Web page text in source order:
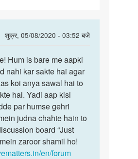
शुक्र, 05/08/2020 - 03:52 बजे
Hum is bare me aapki
nahi kar sakte hai agar
koi anya sawal hai to
hai. Yadi aap kisi
par humse gehri
judna chahte hain to
board “Just
zaroor shamil ho!
en/forum